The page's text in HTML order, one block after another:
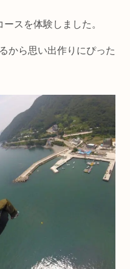
スを体験しました。
から思い出作りにぴった